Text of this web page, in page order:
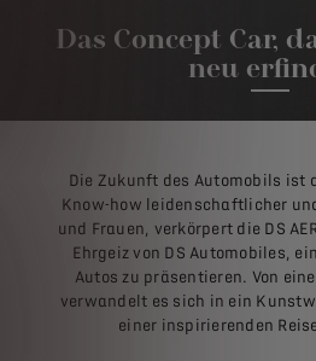
Das Concept Car,
neu
Die Zukunft des Automobils ist
Know-how leidenschaftlicher
und Frauen, verkörpert die DS
Ehrgeiz von DS Automobiles,
Autos zu präsentieren. Von
verwandelt es sich in ein
einer inspirierenden